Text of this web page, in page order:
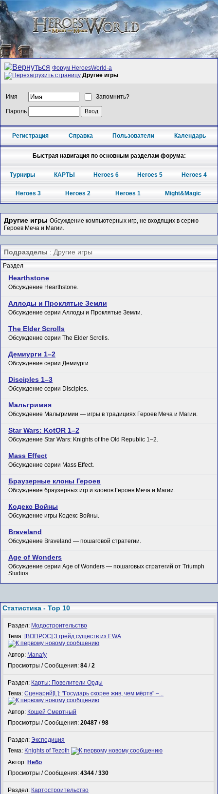
Форум HeroesWorld-а
Другие игры
Имя Запомнить?
Пароль
Регистрация Справка Пользователи Календарь
Быстрая навигация по основным разделам форума:
Турниры КАРТЫ Heroes 6 Heroes 5 Heroes 4
Heroes 3 Heroes 2 Heroes 1 Might&Magic
Другие игры Обсуждение компьютерных игр, не входящих в серию
Героев Меча и Магии.
Подразделы : Другие игры
Раздел
Hearthstone
Обсуждение Hearthstone.
Аллоды и Проклятые Земли
Обсуждение серии Аллоды и Проклятые Земли.
The Elder Scrolls
Обсуждение серии The Elder Scrolls.
Демиурги 1–2
Обсуждение серии Демиурги.
Disciples 1–3
Обсуждение серии Disciples.
Мальгримия
Обсуждение Мальгримии — игры в традициях Героев Меча и Магии.
Star Wars: KotOR 1–2
Обсуждение Star Wars: Knights of the Old Republic 1–2.
Mass Effect
Обсуждение серии Mass Effect.
Браузерные клоны Героев
Обсуждение браузерных игр и клонов Героев Меча и Магии.
Кодекс Войны
Обсуждение игры Кодекс Войны.
Braveland
Обсуждение Braveland — пошаговой стратегии.
Age of Wonders
Обсуждение серии Age of Wonders — пошаговых стратегий от Triumph
Studios.
Статистика - Top 10
Раздел: Модостроительство
Тема: [ВОПРОС] 3 грейд существ из EWA
Автор: Manafy
Просмотры / Сообщения:84 /2
Раздел: Карты: Повелители Орды
Тема:Сценарий[L]: "Государь скорее жив, чем мёртв" –...
Автор: Кощей Смертный
Просмотры / Сообщения:20487 /98
Раздел:Экспедиция
Тема: Knights of Tezoth
Автор: Небо
Просмотры / Сообщения:4344 /330
Раздел: Картостроительство